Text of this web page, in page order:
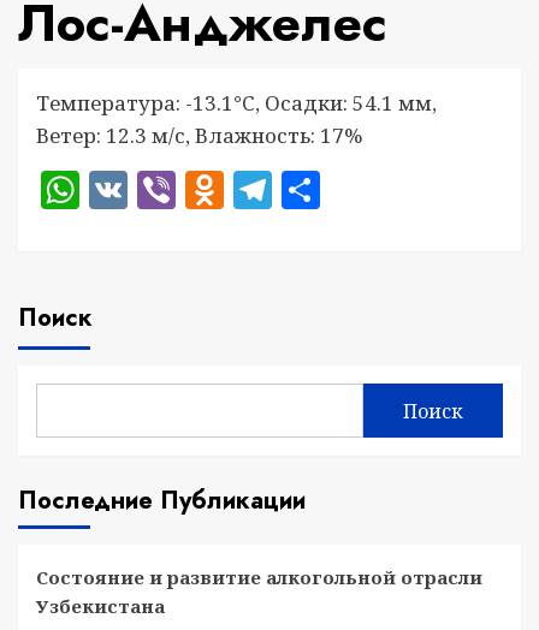
Лос-Анджелес
Температура: -13.1°C, Осадки: 54.1 мм,
Ветер: 12.3 м/с, Влажность: 17%
WhatsApp
VKViberOdnoklassniki
Telegram
Поиск
Поиск
Последние Публикации
Состояние и развитие алкогольной отрасли
Узбекистана